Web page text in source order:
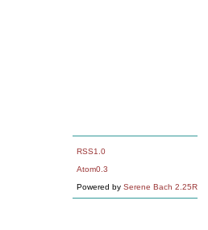
RSS1.0
Atom0.3
Powered by Serene Bach 2.25R